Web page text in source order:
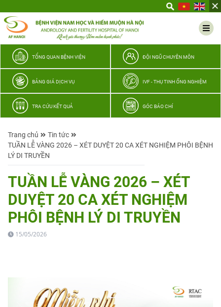
thương
TỔNG QUAN BỆNH VIỆN ĐỘI NGŨ CHUYÊN MÔN
BẢNG GIÁ DỊCH VỤ IVF - THỤ TINH ỐNG NGHIỆM
TRA CỨU KẾT QUẢ GÓC BÁO CHÍ
Trang chủ
Tin tức
TUẦN LỄ VÀNG 2026 – XÉT DUYỆT 20 CA XÉT NGHIỆM PHÔI BỆNH
LÝ DI TRUYỀN
TUẦN LỄ VÀNG 2026 – XÉT
DUYỆT 20 CA XÉT NGHIỆM
PHÔI BỆNH LÝ DI TRUYỀN
15/05/2026